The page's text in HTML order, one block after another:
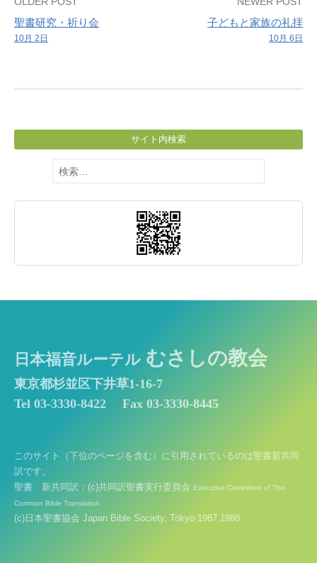
Post
navigation
聖書研究・祈り会
10月 2日
子どもと家族の礼拝
10月 6日
サイト内検索
検
索:
日本福音ルーテル むさしの教会
東京都杉並区下井草1-16-7
Tel 03-3330-8422
Fax 03-3330-8445
このサイト（下位のページを含む）に引用されているのは聖書新共同
訳です。
聖書 新共同訳：(c)共同訳聖書実行委員会 Executive Committee of The
Common Bible Translation
(c)日本聖書協会 Japan Bible Society, Tokyo 1987,1988